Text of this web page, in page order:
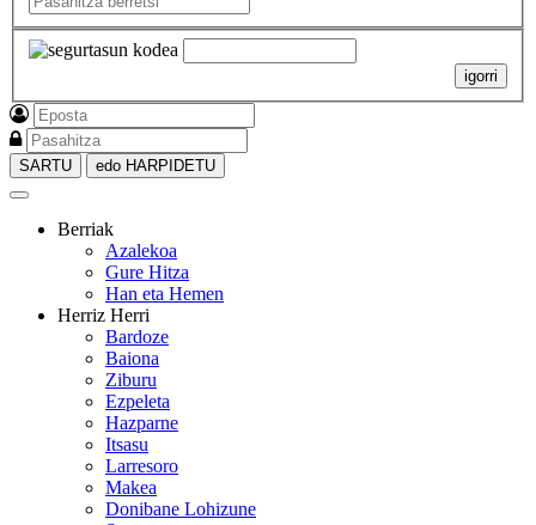
igorri
SARTU edo HARPIDETU
Berriak
Azalekoa
Gure Hitza
Han eta Hemen
Herriz Herri
Bardoze
Baiona
Ziburu
Ezpeleta
Hazparne
Itsasu
Larresoro
Makea
Donibane Lohizune